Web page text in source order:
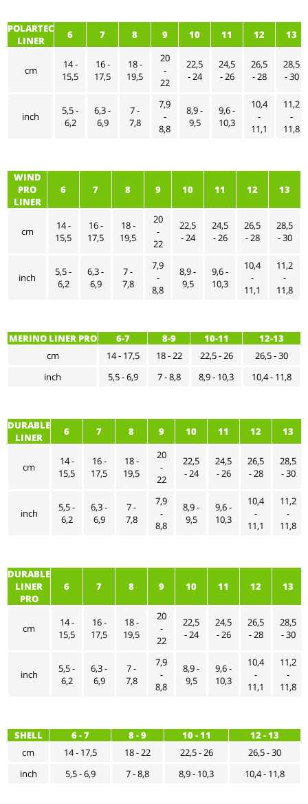
POLARTEC
LINER
6 7 8 9 10 11 12 13
cm
14 -
15,5
16 -
17,5
18 -
19,5
20
-
22
22,5
- 24
24,5
- 26
26,5
- 28
28,5
- 30
inch
5,5 -
6,2
6,3 -
6,9
7 -
7,8
7,9
-
8,8
8,9 -
9,5
9,6 -
10,3
10,4
-
11,1
11,2
-
11,8
WIND
PRO
LINER
6 7 8 9 10 11 12 13
cm
14 -
15,5
16 -
17,5
18 -
19,5
20
-
22
22,5
- 24
24,5
- 26
26,5
- 28
28,5
- 30
inch
5,5 -
6,2
6,3 -
6,9
7 -
7,8
7,9
-
8,8
8,9 -
9,5
9,6 -
10,3
10,4
-
11,1
11,2
-
11,8
MERINO LINER PRO 6-7 8-9 10-11
12-13
cm
14 - 17,5 18 - 22 22,5 - 26
26,5 - 30
inch
5,5 - 6,9 7 - 8,8 8,9 - 10,3 10,4 - 11,8
DURABLE
LINER
6 7 8 9 10 11 12 13
cm
14 -
15,5
16 -
17,5
18 -
19,5
20
-
22
22,5
- 24
24,5
- 26
26,5
- 28
28,5
- 30
inch
5,5 -
6,2
6,3 -
6,9
7 -
7,8
7,9
-
8,8
8,9 -
9,5
9,6 -
10,3
10,4
-
11,1
11,2
-
11,8
DURABLE
LINER
PRO
6 7 8 9 10 11 12 13
cm
14 -
15,5
16 -
17,5
18 -
19,5
20
-
22
22,5
- 24
24,5
- 26
26,5
- 28
28,5
- 30
inch
5,5 -
6,2
6,3 -
6,9
7 -
7,8
7,9
-
8,8
8,9 -
9,5
9,6 -
10,3
10,4
-
11,1
11,2
-
11,8
SHELL 6 - 7 8 - 9 10 - 11
12 - 13
cm
14 - 17,5 18 - 22 22,5 - 26
26,5 - 30
inch
5,5 - 6,9 7 - 8,8 8,9 - 10,3 10,4 - 11,8